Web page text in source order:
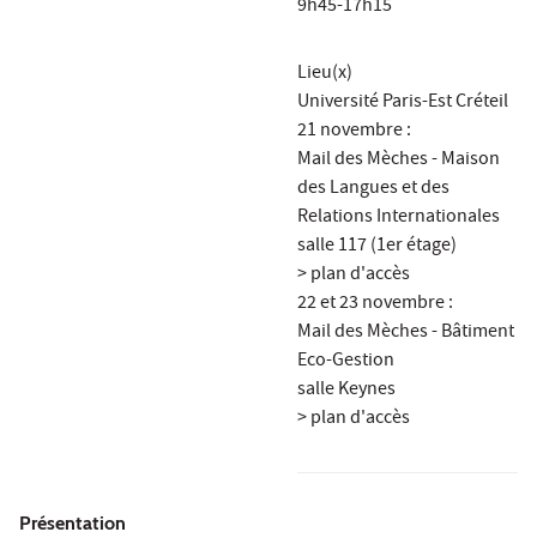
9h45-17h15
Lieu(x)
Université Paris-Est Créteil
21 novembre :
Mail des Mèches - Maison
des Langues et des
Relations Internationales
salle 117 (1er étage)
> plan d'accès
22 et 23 novembre :
Mail des Mèches - Bâtiment
Eco-Gestion
salle Keynes
> plan d'accès
Présentation